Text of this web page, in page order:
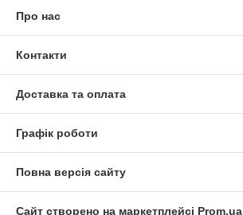
Про нас
Контакти
Доставка та оплата
Графік роботи
Повна версія сайту
Сайт створено на маркетплейсі Prom.ua